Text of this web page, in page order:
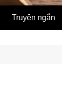
Truyện ngắn